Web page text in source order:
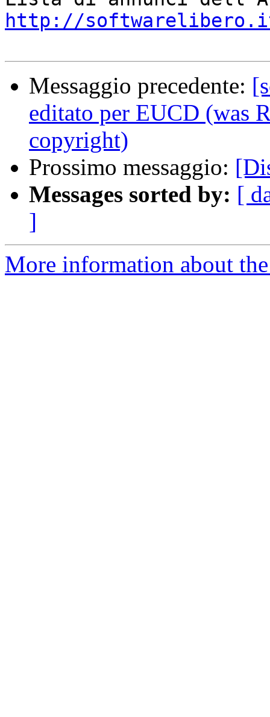
http://
Messaggio precedente:
editato per EUCD (was
copyright)
Prossimo messaggio:
Messages sorted by: [
]
More information about